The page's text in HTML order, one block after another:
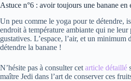
Astuce n°6 : avoir toujours une banane en
Un peu comme le yoga pour te détendre,
endroit à température ambiante qui ne
gustatives. L’espace, l’air, et un
détendre la banane !
N’hésite pas à consulter cet article détaillé
maître Jedi dans l’art de conserver ces